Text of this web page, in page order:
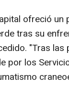
ofreció un
tras su
"Tras las
por los